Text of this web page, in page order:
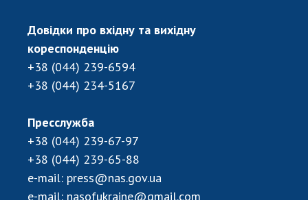
Довідки про вхідну та вихідну
кореспонденцію
+38 (044) 239-6594
+38 (044) 234-5167
Пресслужба
+38 (044) 239-67-97
+38 (044) 239-65-88
e-mail: press@nas.gov.ua
e-mail: nasofukraine@gmail.com